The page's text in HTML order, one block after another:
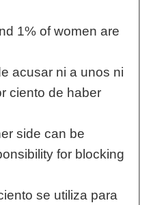
1% of women are
acusar ni a unos ni
ciento de haber
side can be
for blocking
se utiliza para